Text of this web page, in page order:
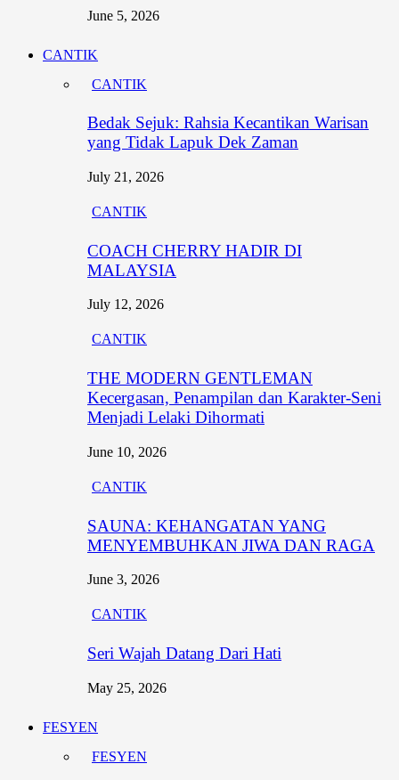
June 5, 2026
CANTIK
CANTIK
Bedak Sejuk: Rahsia Kecantikan Warisan
yang Tidak Lapuk Dek Zaman
July 21, 2026
CANTIK
COACH CHERRY HADIR DI
MALAYSIA
July 12, 2026
CANTIK
THE MODERN GENTLEMAN
Kecergasan, Penampilan dan Karakter-Seni
Menjadi Lelaki Dihormati
June 10, 2026
CANTIK
SAUNA: KEHANGATAN YANG
MENYEMBUHKAN JIWA DAN RAGA
June 3, 2026
CANTIK
Seri Wajah Datang Dari Hati
May 25, 2026
FESYEN
FESYEN